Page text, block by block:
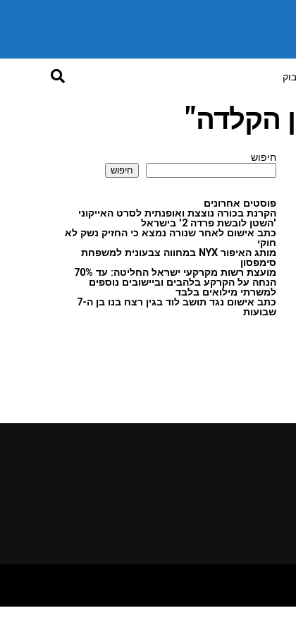
הקלדה"
חיפוש
חיפוש
פוסטים אחרונים
הקרנת בכורה נוצצת ואופנתית לסרט האייקוני
'השטן לובשת פרדה 2' בישראל
כתב אישום לאחר שנורה נמצא כי החזיק נשק לא
חוקי
מותג האיפור NYX במחווה צבעונית למשפחת
סימפסון
מועצת רשות מקרקעי ישראל החליטה: עד 70%
הנחה על הקרקע בלהבים וביישובים נוספים
למשרתי מילואים בלבד
כתב אישום נגד תושב לוד בגין רצח בנו בן ה-7
שבועות